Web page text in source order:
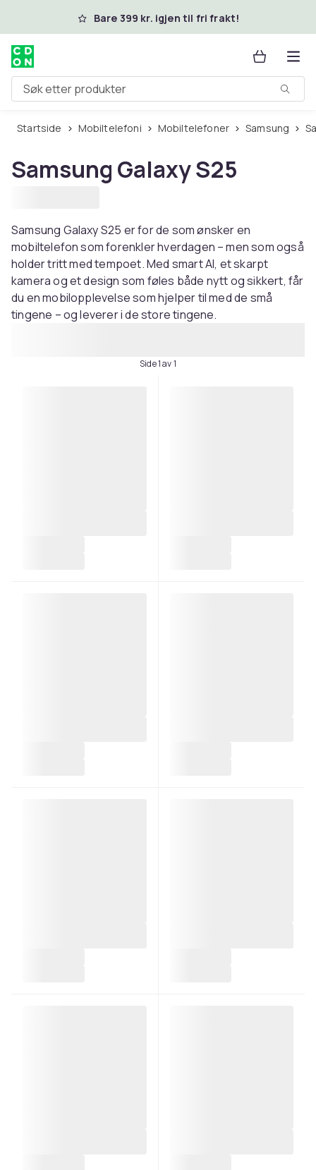
Hopp til hovedinnholdBare 399 kr. igjen til fri frakt!
Søk etter produkter
Startside Mobiltelefoni Mobiltelefoner Samsung
Samsung Galaxy S25
Samsung Galaxy S25 er for de som ønsker en
mobiltelefon som forenkler hverdagen – men som også
holder tritt med tempoet. Med smart AI, et skarpt
kamera og et design som føles både nytt og sikkert, får
du en mobilopplevelse som hjelper til med de små
tingene – og leverer i de store tingene.
Side 1 av 1